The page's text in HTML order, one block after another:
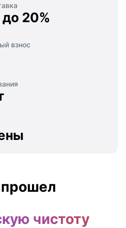
до 20%
взнос
чистоту